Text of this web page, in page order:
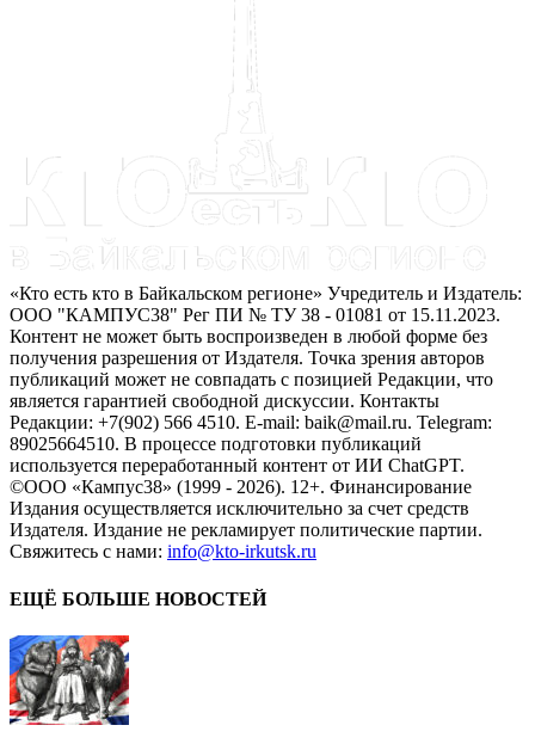
«Кто есть кто в Байкальском регионе» Учредитель и Издатель:
ООО "КАМПУС38" Рег ПИ № ТУ 38 - 01081 от 15.11.2023.
Контент не может быть воспроизведен в любой форме без
получения разрешения от Издателя. Точка зрения авторов
публикаций может не совпадать с позицией Редакции, что
является гарантией свободной дискуссии. Контакты
Редакции: +7(902) 566 4510. E-mail: baik@mail.ru. Telegram:
89025664510. В процессе подготовки публикаций
используется переработанный контент от ИИ ChatGPT.
©ООО «Кампус38» (1999 - 2026). 12+. Финансирование
Издания осуществляется исключительно за счет средств
Издателя. Издание не рекламирует политические партии.
Свяжитесь с нами: info@kto-irkutsk.ru
ЕЩЁ БОЛЬШЕ НОВОСТЕЙ